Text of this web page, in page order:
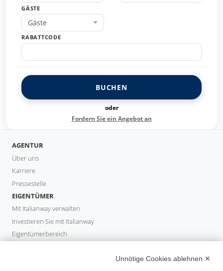
GÄSTE
Gäste
RABATTCODE
BUCHEN
oder
Fordern Sie ein Angebot an
AGENTUR
Über uns
Karriere
Pressestelle
EIGENTÜMER
Mit Italianway verwalten
Investieren Sie mit Italianway
Eigentümerbereich
Unnötige Cookies ablehnen ✕